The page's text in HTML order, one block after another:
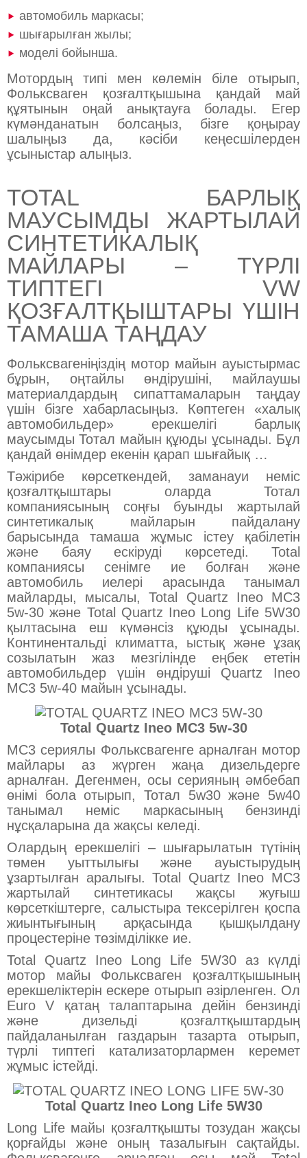
автомобиль маркасы;
шығарылған жылы;
моделі бойынша.
Мотордың типі мен көлемін біле отырып,
Фольксваген қозғалтқышына қандай май
құятынын оңай анықтауға болады. Егер
күмәнданатын болсаңыз, бізге қоңырау
шалыңыз да, кәсіби кеңесшілерден
ұсыныстар алыңыз.
TOTAL БАРЛЫҚ
МАУСЫМДЫ ЖАРТЫЛАЙ
СИНТЕТИКАЛЫҚ
МАЙЛАРЫ – ТҮРЛІ
ТИПТЕГІ VW
ҚОЗҒАЛТҚЫШТАРЫ ҮШІН
ТАМАША ТАҢДАУ
Фольксвагеніңіздің мотор майын ауыстырмас
бұрын, оңтайлы өндірушіні, майлаушы
материалдардың сипаттамаларын таңдау
үшін бізге хабарласыңыз. Көптеген «халық
автомобильдер» ерекшелігі барлық
маусымды Тотал майын құюды ұсынады. Бұл
қандай өнімдер екенін қарап шығайық …
Тәжірибе көрсеткендей, заманауи неміс
қозғалтқыштары оларда Тотал
компаниясының соңғы буынды жартылай
синтетикалық майларын пайдалану
барысында тамаша жұмыс істеу қабілетін
және баяу ескіруді көрсетеді. Total
компаниясы сенімге ие болған және
автомобиль иелері арасында танымал
майларды, мысалы, Total Quartz Ineo MC3
5w-30 және Total Quartz Ineo Long Life 5W30
қылтасына еш күмәнсіз құюды ұсынады.
Континентальді климатта, ыстық және ұзақ
созылатын жаз мезгілінде еңбек ететін
автомобильдер үшін өндіруші Quartz Ineo
MC3 5w-40 майын ұсынады.
Total Quartz Ineo MC3 5w-30
MC3 сериялы Фольксвагенге арналған мотор
майлары аз жүрген жаңа дизельдерге
арналған. Дегенмен, осы серияның әмбебап
өнімі бола отырып, Тотал 5w30 және 5w40
танымал неміс маркасының бензинді
нұсқаларына да жақсы келеді.
Олардың ерекшелігі – шығарылатын түтінің
төмен уыттылығы және ауыстырудың
ұзартылған аралығы. Total Quartz Ineo MC3
жартылай синтетикасы жақсы жуғыш
көрсеткіштерге, салыстыра тексерілген қоспа
жиынтығының арқасында қышқылдану
процестеріне төзімділікке ие.
Total Quartz Ineo Long Life 5W30 аз күлді
мотор майы Фольксваген қозғалтқышының
ерекшеліктерін ескере отырып әзірленген. Ол
Euro V қатаң талаптарына дейін бензинді
және дизельді қозғалтқыштардың
пайдаланылған газдарын тазарта отырып,
түрлі типтегі катализаторлармен керемет
жұмыс істейді.
Total Quartz Ineo Long Life 5W30
Long Life майы қозғалтқышты тозудан жақсы
қорғайды және оның тазалығын сақтайды.